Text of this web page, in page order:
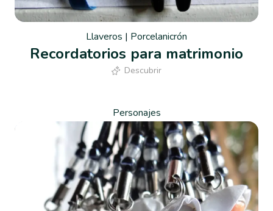
Llaveros | Porcelanicrón
Recordatorios para matrimonio
Descubrir
Personajes